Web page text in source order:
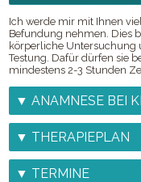
Ich werde mir mit Ihnen
Befundung nehmen. Dies
körperliche Untersuchung
Testung. Dafür dürfen sie
mindestens 2-3 Stunden
ANAMNESE BEI
THERAPIEPLAN
TERMINE